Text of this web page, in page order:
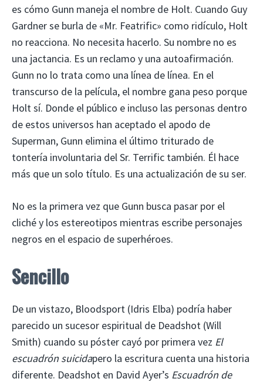
es cómo Gunn maneja el nombre de Holt. Cuando Guy
Gardner se burla de «Mr. Featrific» como ridículo, Holt
no reacciona. No necesita hacerlo. Su nombre no es
una jactancia. Es un reclamo y una autoafirmación.
Gunn no lo trata como una línea de línea. En el
transcurso de la película, el nombre gana peso porque
Holt sí. Donde el público e incluso las personas dentro
de estos universos han aceptado el apodo de
Superman, Gunn elimina el último triturado de
tontería involuntaria del Sr. Terrific también. Él hace
más que un solo título. Es una actualización de su ser.
No es la primera vez que Gunn busca pasar por el
cliché y los estereotipos mientras escribe personajes
negros en el espacio de superhéroes.
Sencillo
De un vistazo, Bloodsport (Idris Elba) podría haber
parecido un sucesor espiritual de Deadshot (Will
Smith) cuando su póster cayó por primera vez El
escuadrón suicidapero la escritura cuenta una historia
diferente. Deadshot en David Ayer’s Escuadrón de